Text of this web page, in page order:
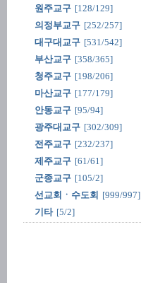
원주교구 [128/129]
의정부교구 [252/257]
대구대교구 [531/542]
부산교구 [358/365]
청주교구 [198/206]
마산교구 [177/179]
안동교구 [95/94]
광주대교구 [302/309]
전주교구 [232/237]
제주교구 [61/61]
군종교구 [105/2]
선교회ㆍ수도회 [999/997]
기타 [5/2]